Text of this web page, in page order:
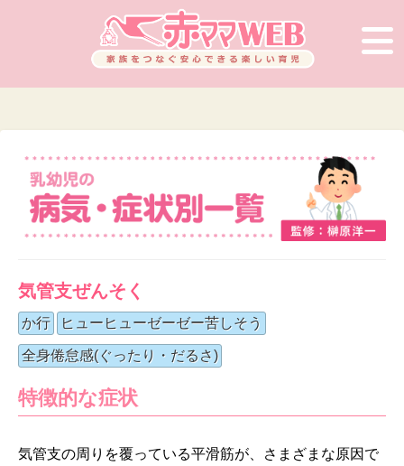
気管支ぜんそく
か行 ヒューヒューゼーゼー苦しそう
全身倦怠感(ぐったり・だるさ)
特徴的な症状
気管支の周りを覆っている平滑筋が、さまざまな原因で